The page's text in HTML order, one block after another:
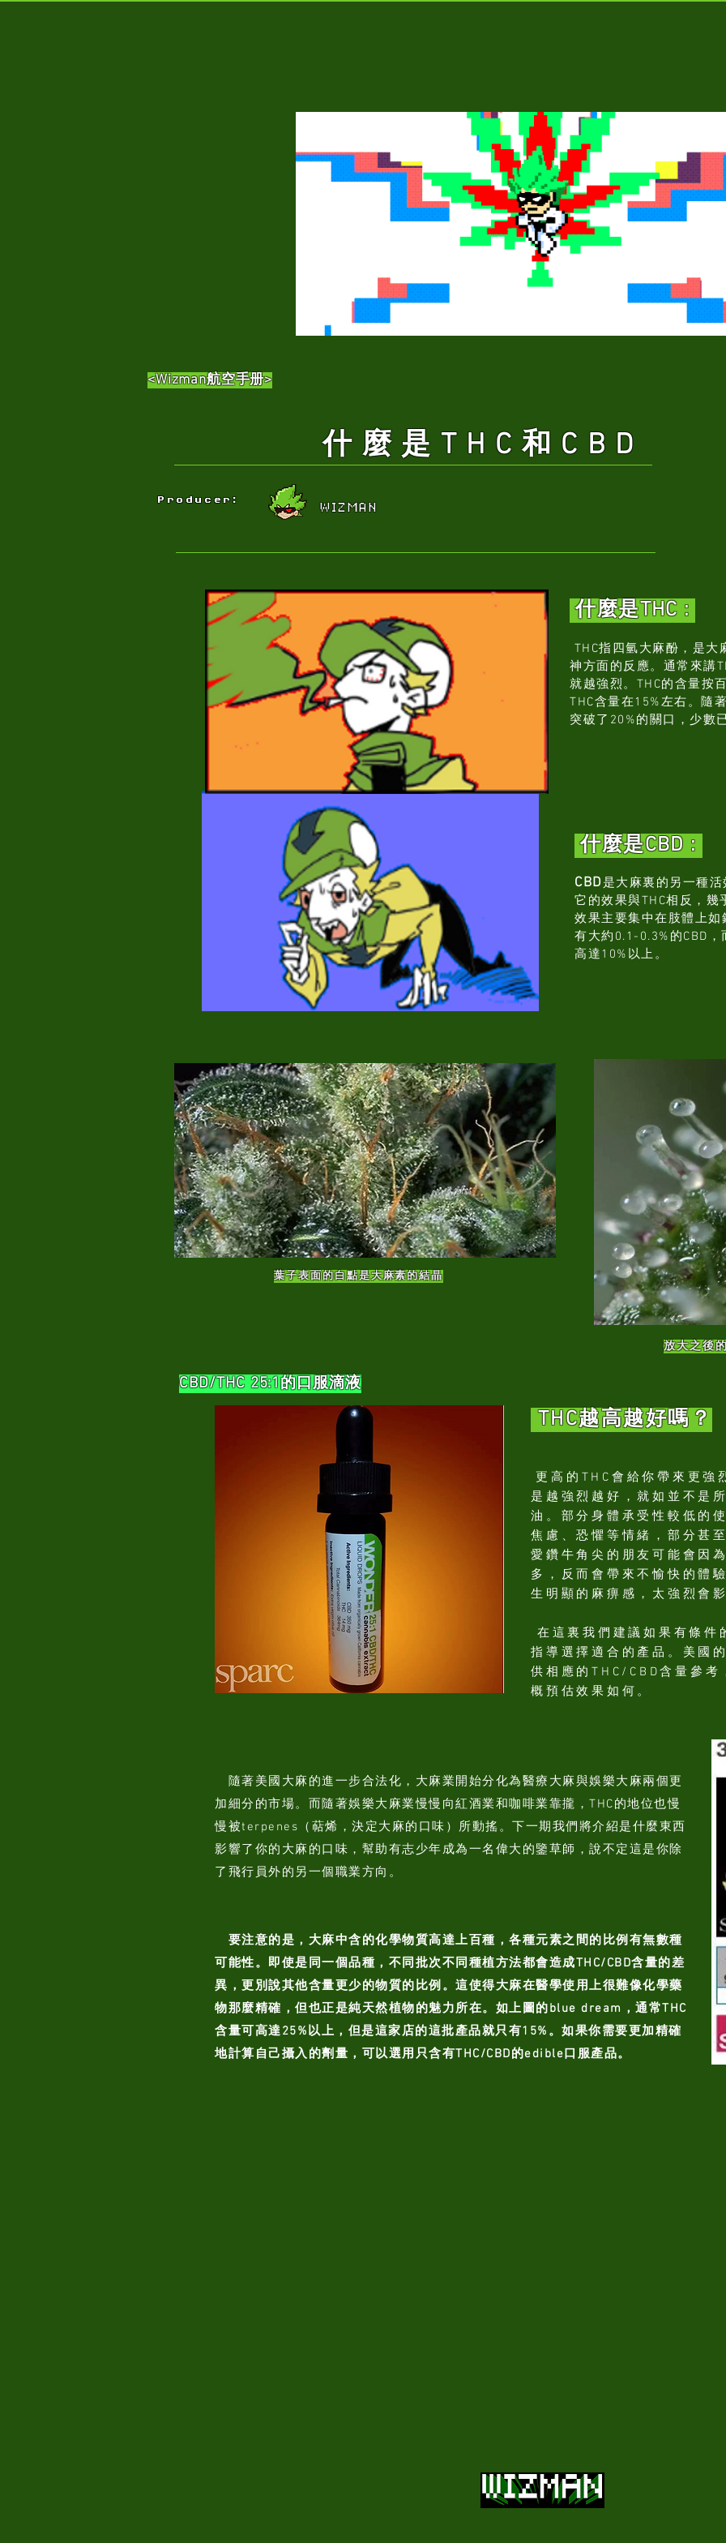
Producer:
WIZMAN
什麼是THC :
THC指四氫大麻酚，是
神方面的反應。通常來講
就越強烈。THC的含量按
THC含量在15%左右。隨
突破了20%的關口，少數
葉子表面的白點是大麻素的結晶
什麼是CBD :
CBD 是大麻裏的另一種
它的效果與THC相反，
效果主要集中在肢體上
有大約0.1-0.3%的CBD
高達10%以上。
放大之後
CBD/THC 25:1的口服滴液
THC越高越好嗎？
更高的THC會給你帶來更強
是越強烈越好，就如並不是
油。部分身體承受性較低的
焦慮、恐懼等情緒，部分甚
愛鑽牛角尖的朋友可能會因
多，反而會帶來不愉快的體
生明顯的麻痹感，太強烈會
在這裏我們建議如果有條件
指導選擇適合的產品。美國
供相應的THC/CBD含量參
概預估效果如何。
隨著美國大麻的進一步合法化，大麻業開始分化為醫療大麻與娛樂大麻兩個更
加細分的市場。而隨著娛樂大麻業慢慢向紅酒業和咖啡業靠攏，THC的地位也慢
慢被terpenes（萜烯，決定大麻的口味）所動搖。下一期我們將介紹是什麼東西
影響了你的大麻的口味，幫助有志少年成為一名偉大的鑒草師，說不定這是你除
了飛行員外的另一個職業方向。
要注意的是，大麻中含的化學物質高達上百種，各種元素之間的比例有無數種
可能性。即使是同一個品種，不同批次不同種植方法都會造成THC/CBD含量的差
異，更別說其他含量更少的物質的比例。這使得大麻在醫學使用上很難像化學藥
物那麼精確，但也正是純天然植物的魅力所在。如上圖的blue dream，通常THC
含量可高達25%以上，但是這家店的這批產品就只有15%。如果你需要更加精確
地計算自己攝入的劑量，可以選用只含有THC/CBD的edible口服產品。
<Wizman航空手册>
什麼是THC和CBD